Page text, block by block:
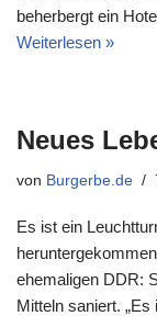
beherbergt ein
Weiterlesen »
Neues
von Burgerbe.de
Es ist ein
ehemaligen DDR:
Mitteln saniert.